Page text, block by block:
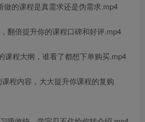
做的课程是真需求还是伪需求.mp4
翻倍提升你的课程口碑和好评.mp4
课程大纲，谁看了都想下单购买.mp4
课程内容，大大提升你课程的复购